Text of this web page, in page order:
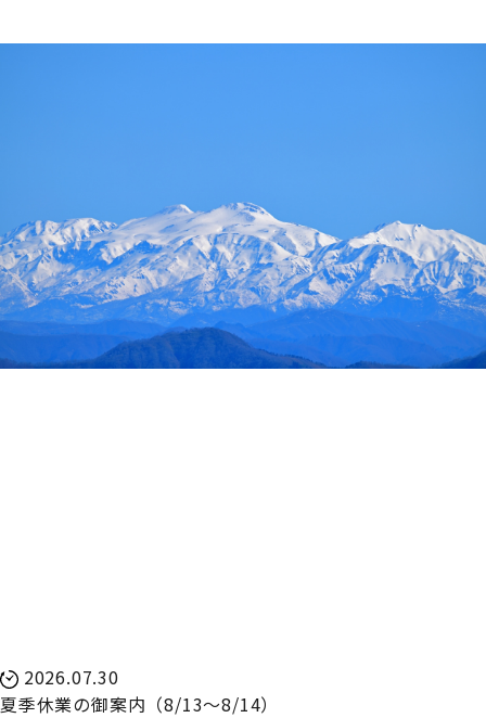
2026.07.30
夏季休業の御案内（8/13～8/14）